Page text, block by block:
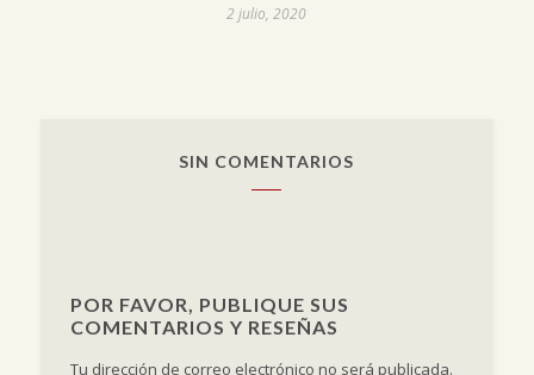
2 julio, 2020
SIN COMENTARIOS
POR FAVOR, PUBLIQUE SUS
COMENTARIOS Y RESEÑAS
Tu dirección de correo electrónico no será publicada.